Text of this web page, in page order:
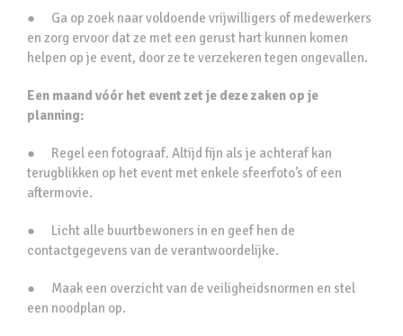
● Ga op zoek naar voldoende vrijwilligers of medewerkers
en zorg ervoor dat ze met een gerust hart kunnen komen
helpen op je event, door ze te verzekeren tegen ongevallen.
Een maand vóór het event zet je deze zaken op je
planning:
● Regel een fotograaf. Altijd fijn als je achteraf kan
terugblikken op het event met enkele sfeerfoto’s of een
aftermovie.
● Licht alle buurtbewoners in en geef hen de
contactgegevens van de verantwoordelijke.
● Maak een overzicht van de veiligheidsnormen en stel
een noodplan op.